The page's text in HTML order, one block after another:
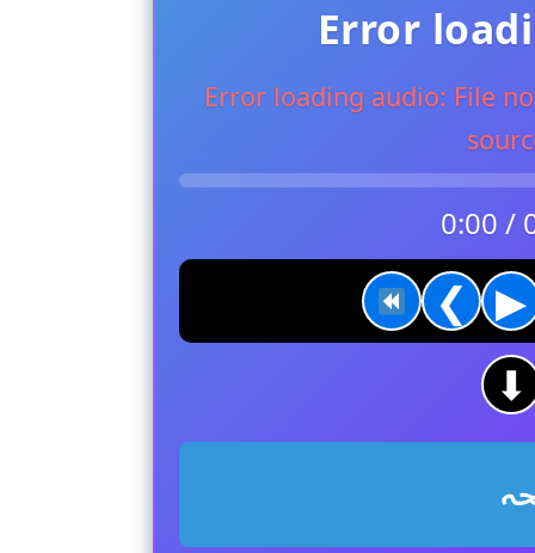
Error
Error loading audio: File
0:00 /
❮
▶
⬇